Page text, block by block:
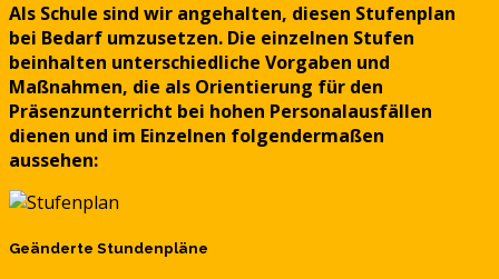
Als Schule sind wir angehalten, diesen Stufenplan
bei Bedarf umzusetzen. Die einzelnen Stufen
beinhalten unterschiedliche Vorgaben und
Maßnahmen, die als Orientierung für den
Präsenzunterricht bei hohen Personalausfällen
dienen und im Einzelnen folgendermaßen
aussehen:
Geänderte Stundenpläne